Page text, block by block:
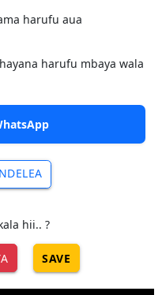
harufu aua
harufu mbaya wala
hii.. ?
SAVE